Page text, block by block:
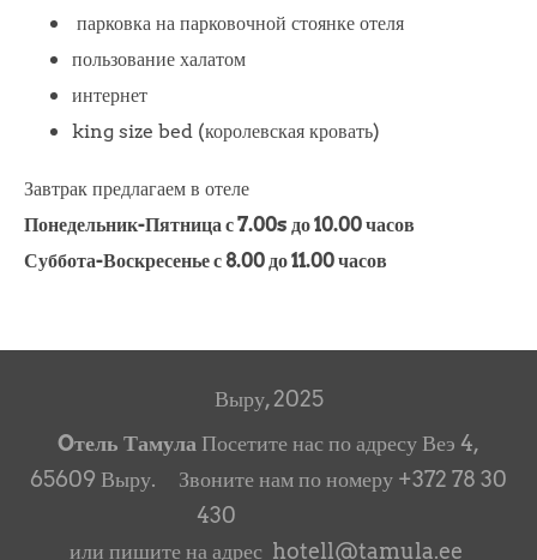
парковка на парковочной стоянке отеля
пользование халатом
интернет
king size bed (королевская кровать)
Завтрак предлагаем в отеле
Понедельник-Пятница с 7.00s до 10.00 часов
Суббота-Воскресенье с 8.00 до 11.00 часов
Выру, 2025
Oтель Тамула Посетите нас по адресу Веэ 4,
65609 Выру. Звоните нам по номеру +372 78 30
430
или пишите на адрес hotell@tamula.ee